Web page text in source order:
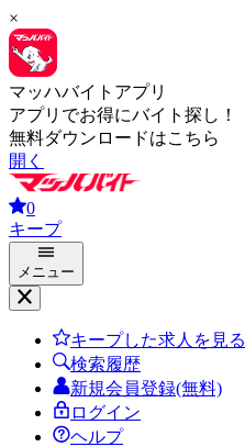
×
マッハバイトアプリ
アプリでお得にバイト探し！
無料ダウンロードはこちら
開く
0
キープ
メニュー
キープした求人を見る
検索履歴
新規会員登録(無料)
ログイン
ヘルプ